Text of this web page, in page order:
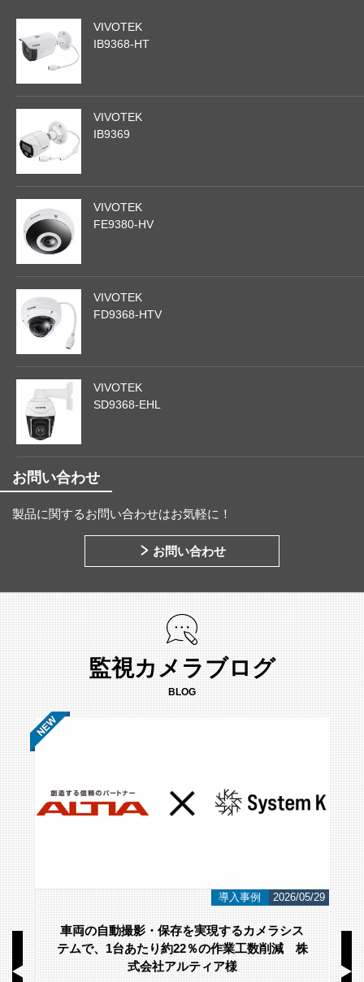
VIVOTEK
IB9368-HT
VIVOTEK
IB9369
VIVOTEK
FE9380-HV
VIVOTEK
FD9368-HTV
VIVOTEK
SD9368-EHL
お問い合わせ
製品に関するお問い合わせはお気軽に！
お問い合わせ
監視カメラブログ
BLOG
導入事例 2026/05/29
撮影・保存を実現するカメラシス
あたり約22％の作業工数削減 株
式会社アルティア様
i-
こんにちは！ ネッ